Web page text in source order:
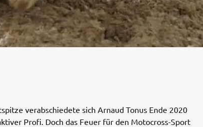
verabschiedete sich Arnaud Tonus Ende 2020
Profi. Doch das Feuer für den Motocross-Sport